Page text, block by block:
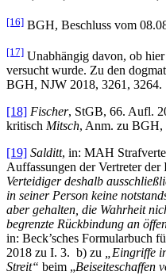
[16] BGH, Beschluss vom
[17] Unabhängig davon, ob
versucht wurde. Zu den
BGH, NJW 2018, 3261, 3264.
[18] Fischer, StGB, 66. Aufl.
kritisch Mitsch, Anm. zu BGH,
[19] Salditt, in: MAH
Auffassungen der Vertreter der
Verteidiger deshalb
in seiner Person keine
aber gehalten, die Wahrheit
begrenzte Rückbindung an
in: Beck’sches Formularbuch
2018 zu I. 3. b) zu
„Eingriffe
Streit“ beim „Beiseiteschaffen